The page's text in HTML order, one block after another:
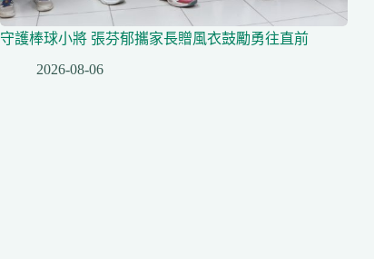
守護棒球小將 張芬郁攜家長贈風衣鼓勵勇往直前
2026-08-06